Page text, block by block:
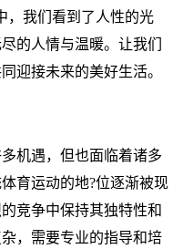
，我们看到了人性的光
的人情与温暖。让我们
迎接未来的美好生活。
机遇，但也面临着诸多
育运动的地?位逐渐被现
竞争中保持其独特性和
，需要专业的指导和培